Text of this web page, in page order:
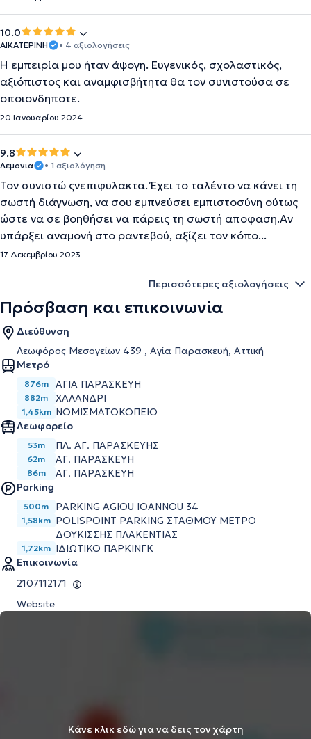
10.0
ΑΙΚΑΤΕΡΙΝΗ • 4 αξιολογήσεις
Η εμπειρία μου ήταν άψογη. Ευγενικός, σχολαστικός,
αξιόπιστος και αναμφισβήτητα θα τον συνιστούσα σε
οποιονδηποτε.
20 Ιανουαρίου 2024
9.8
Λεμονια • 1 αξιολόγηση
Τον συνιστώ ςνεπιφυλακτα. Έχει το ταλέντο να κάνει τη
σωστή διάγνωση, να σου εμπνεύσει εμπιστοσύνη ούτως
ώστε να σε βοηθήσει να πάρεις τη σωστή αποφαση.Aν
υπάρξει αναμονή στο ραντεβού, αξίζει τον κόπο...
17 Δεκεμβρίου 2023
Περισσότερες αξιολογήσεις
Πρόσβαση και επικοινωνία
Διεύθυνση
Λεωφόρος Μεσογείων 439 , Αγία Παρασκευή, Αττική
Μετρό
876m ΑΓΙΑ ΠΑΡΑΣΚΕΥΗ
882m ΧΑΛΑΝΔΡΙ
1,45km ΝΟΜΙΣΜΑΤΟΚΟΠΕΙΟ
Λεωφορείο
53m ΠΛ. ΑΓ. ΠΑΡΑΣΚΕΥΗΣ
62m ΑΓ. ΠΑΡΑΣΚΕΥΗ
86m
ΑΓ. ΠΑΡΑΣΚΕΥΗ
Parking
500m PARKING AGIOU IOANNOU 34
1,58km POLISPOINT PARKING ΣΤΑΘΜΟΥ ΜΕΤΡΟ
ΔΟΥΚΙΣΣΗΣ ΠΛΑΚΕΝΤΙΑΣ
1,72km ΙΔΙΩΤΙΚΟ ΠΑΡΚΙΝΓΚ
Επικοινωνία
2107112171
Website
Κάνε κλικ εδώ για να δεις τον χάρτη